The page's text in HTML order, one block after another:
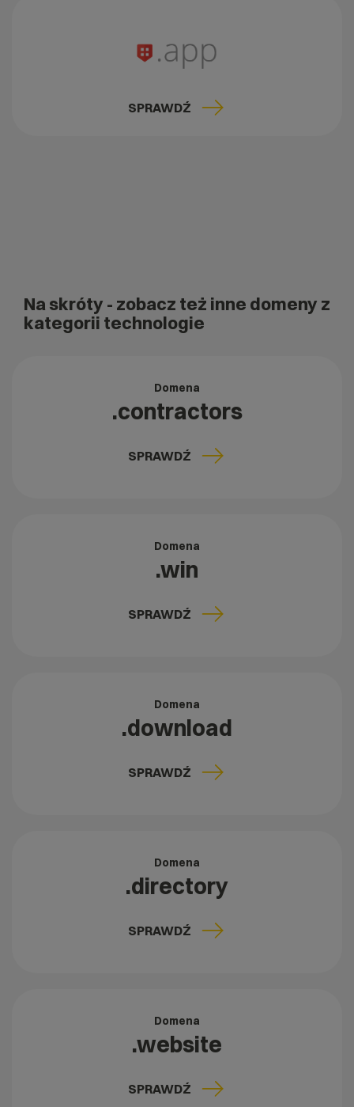
SPRAWDŹ
Na skróty - zobacz też inne domeny z
kategorii technologie
Domena
.contractors
SPRAWDŹ
Domena
.win
SPRAWDŹ
Domena
.download
SPRAWDŹ
Domena
.directory
SPRAWDŹ
Domena
.website
SPRAWDŹ